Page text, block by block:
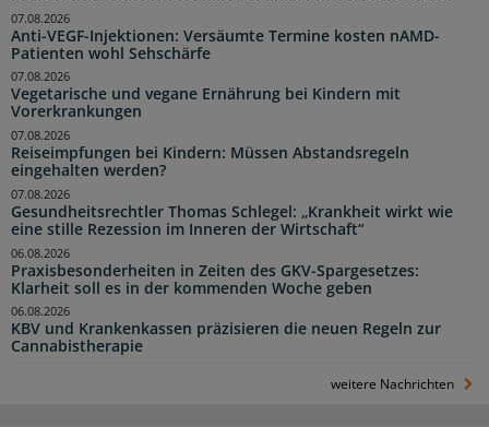
Anti-VEGF-Injektionen: Versäumte Termine kosten nAMD-
Patienten wohl Sehschärfe
07.08.2026
Vegetarische und vegane Ernährung bei Kindern mit
Vorerkrankungen
07.08.2026
Reiseimpfungen bei Kindern: Müssen Abstandsregeln
eingehalten werden?
07.08.2026
Gesundheitsrechtler Thomas Schlegel: „Krankheit wirkt wie
eine stille Rezession im Inneren der Wirtschaft“
07.08.2026
Praxisbesonderheiten in Zeiten des GKV-Spargesetzes:
Klarheit soll es in der kommenden Woche geben
06.08.2026
KBV und Krankenkassen präzisieren die neuen Regeln zur
Cannabistherapie
06.08.2026
weitere Nachrichten